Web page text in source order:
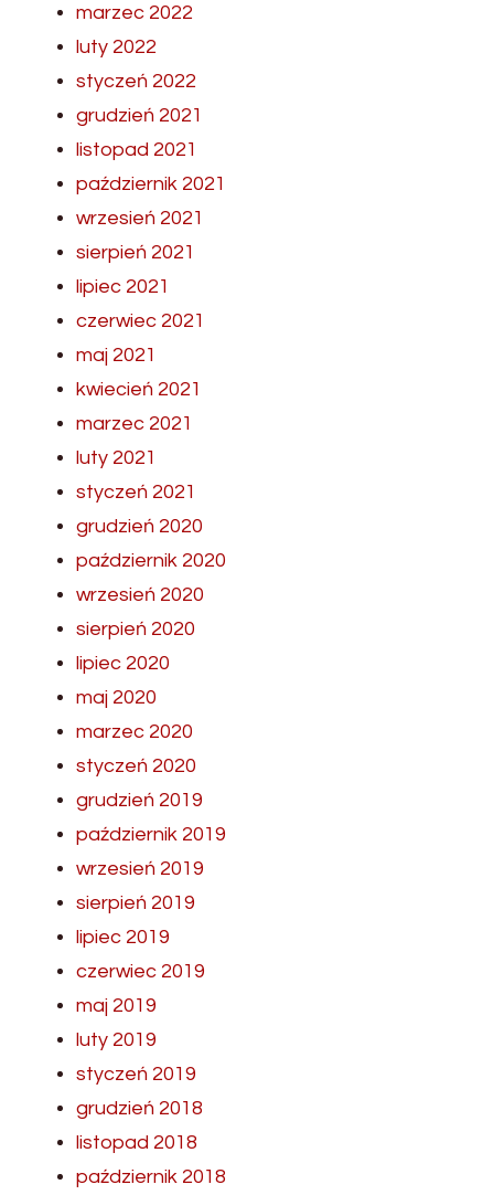
marzec 2022
luty 2022
styczeń 2022
grudzień 2021
listopad 2021
październik 2021
wrzesień 2021
sierpień 2021
lipiec 2021
czerwiec 2021
maj 2021
kwiecień 2021
marzec 2021
luty 2021
styczeń 2021
grudzień 2020
październik 2020
wrzesień 2020
sierpień 2020
lipiec 2020
maj 2020
marzec 2020
styczeń 2020
grudzień 2019
październik 2019
wrzesień 2019
sierpień 2019
lipiec 2019
czerwiec 2019
maj 2019
luty 2019
styczeń 2019
grudzień 2018
listopad 2018
październik 2018